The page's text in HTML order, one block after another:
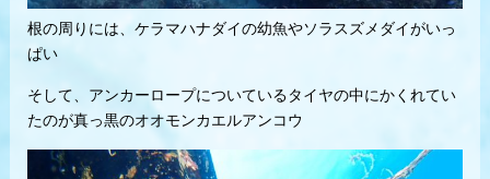
根の周りには、ケラマハナダイの幼魚やソラスズメダイがいっ
ぱい
そして、アンカーロープについているタイヤの中にかくれてい
たのが真っ黒のオオモンカエルアンコウ